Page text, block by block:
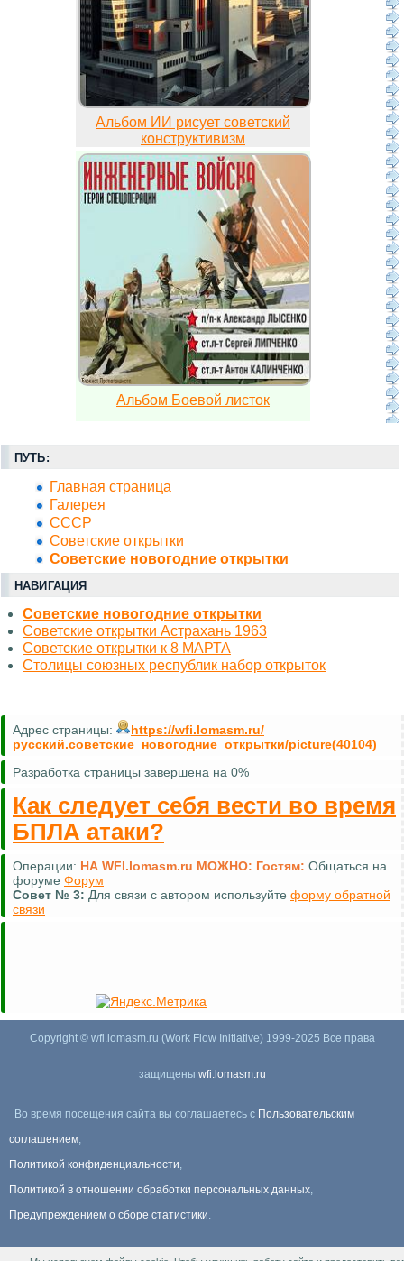
Альбом ИИ рисует советский
конструктивизм
Альбом Боевой листок
ПУТЬ:
Главная страница
Галерея
СССР
Советские открытки
Советские новогодние открытки
НАВИГАЦИЯ
Советские новогодние открытки
Советские открытки Астрахань 1963
Советские открытки к 8 МАРТА
Столицы союзных республик набор открыток
Адрес страницы:
https://wfi.lomasm.ru/
русский.советские_новогодние_открытки/picture(40104)
Разработка страницы завершена на 0%
Как следует себя вести во время
БПЛА атаки?
Операции: НА WFI.lomasm.ru МОЖНО: Гостям: Общаться на
форуме Форум
Совет № 3: Для связи с автором используйте форму обратной
связи
Copyright © wfi.lomasm.ru (Work Flow Initiative) 1999-2025 Все права
защищены wfi.lomasm.ru
Во время посещения сайта вы соглашаетесь с Пользовательским
соглашением,
Политикой конфиденциальности,
Политикой в отношении обработки персональных данных,
Предупреждением о сборе статистики.